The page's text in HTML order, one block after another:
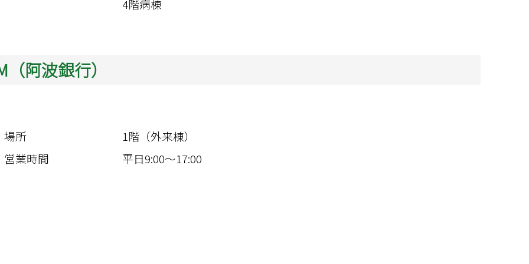
4階病棟
（阿波銀行）
場所
1階（外来棟）
営業時間
平日9:00～17:00